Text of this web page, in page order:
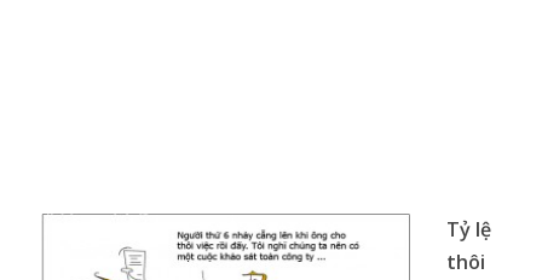
Tỷ lệ
thôi